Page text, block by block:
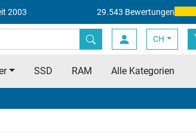
2003 29.543 Bewertungen
CH
SSD RAM Alle Kategorien